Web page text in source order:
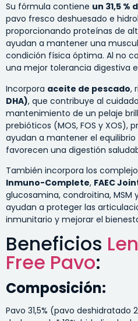
Su fórmula contiene un 31,5 %
pavo fresco deshuesado e
proporcionando proteínas de
ayudan a mantener una
condición física óptima. Al no
una mejor tolerancia digestiva
Incorpora aceite de pescado,
DHA), que contribuye al
mantenimiento de un pelaje
prebióticos (MOS, FOS y XOS),
ayudan a mantener el
favorecen una digestión
También incorpora los
Inmuno-Complete, FAEC
glucosamina, condroitina,
ayudan a proteger las
inmunitario y mejorar el
Beneficios
Free Pavo:
Composición:
Pavo 31,5% (pavo deshidratado